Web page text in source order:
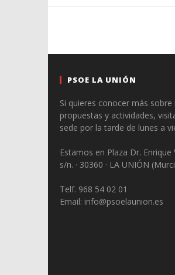
PSOE LA UNIÓN
Si quieres conocer más sobre
propuestas y actividades,
sede por la tarde de lunes a
Estamos en Plaza Dr. Enrique
s/n. · 30360 · LA UNIÓN
Telf. 968 54 02 01
Email: info@psoelaunion.es